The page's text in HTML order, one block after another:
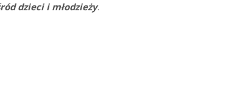
dzieci i młodzieży.